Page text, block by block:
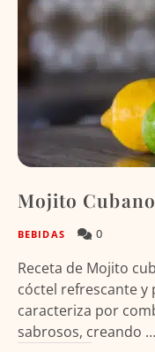
Mojito Cubano
BEBIDAS 0
Receta de Mojito
cóctel refrescante y
caracteriza por
sabrosos, creando …